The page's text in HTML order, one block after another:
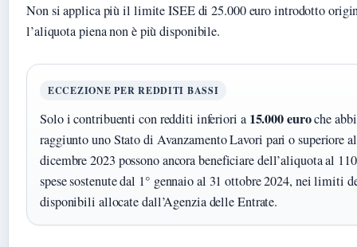
Non si applica più il limite ISEE di 25.000 euro introdotto
l’aliquota piena non è più disponibile.
ECCEZIONE PER REDDITI BASSI
Solo i contribuenti con redditi inferiori a 15.000 euroche
raggiunto uno Stato di Avanzamento Lavori pari o superiore
dicembre 2023 possono ancora beneficiare dell’aliquota al
spese sostenute dal 1° gennaio al 31 ottobre 2024, nei limiti
disponibili allocate dall’Agenzia delle Entrate.